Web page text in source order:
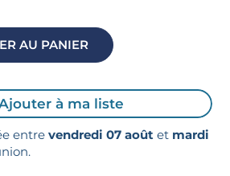
AU PANIER
à ma liste
entrevendredi 07 août et mardi